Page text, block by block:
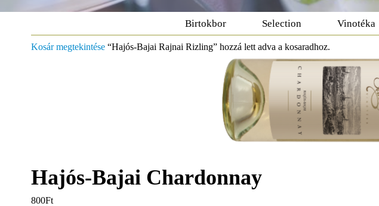
Birtokbor Selection Vinotéka
Kosár megtekintése “Hajós-Bajai Rajnai Rizling” hozzá lett adva a kosaradhoz.
Hajós-Bajai Chardonnay
800Ft